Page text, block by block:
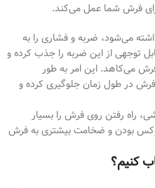
فرش شما عمل می‌کند.
می‌شود، ضربه و فشاری را به
توجهی از این ضربه را جذب کرده و
می‌کاهد. این امر به طور
در طول زمان جلوگیری کرده و
راه رفتن روی فرش را بسیار
بودن و ضخامت بیشتری به فرش
کنیم؟